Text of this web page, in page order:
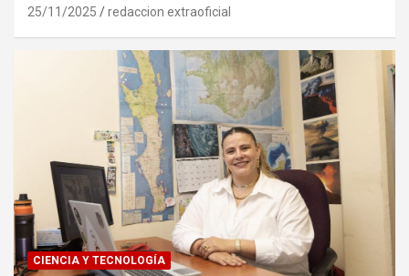
25/11/2025 redaccion extraoficial
CIENCIA Y TECNOLOGÍA